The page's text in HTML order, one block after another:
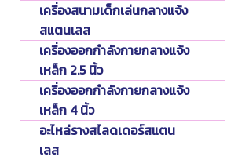
เครื่องสนามเด็กเล่นกลางแจ้ง
สแตนเลส
เครื่องออกกำลังกายกลางแจ้ง
เหล็ก 2.5 นิ้ว
เครื่องออกกำลังกายกลางแจ้ง
เหล็ก 4 นิ้ว
อะไหล่รางสไลดเดอร์สแตน
เลส